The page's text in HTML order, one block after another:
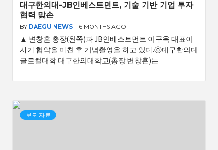
대구한의대-JB인베스트먼트, 기술 기반 기업 투자
협력 맞손
BY DAEGU NEWS 6 MONTHS AGO
▲ 변창훈 총장(왼쪽)과 JB인베스트먼트 이구욱 대표이
사가 협약을 마친 후 기념촬영을 하고 있다.ⓒ대구한의대
글로컬대학 대구한의대학교(총장 변창훈)는
보도 자료